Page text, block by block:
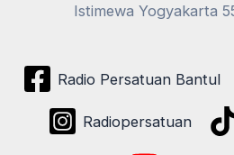
Istimewa Yogyakarta
Radio Persatuan Bantul
Radiopersatuan